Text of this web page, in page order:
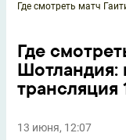
Где
Шотландия:
13 июня, 12:07